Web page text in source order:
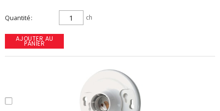
Quantité ch
AJOUTER AU
PANIER